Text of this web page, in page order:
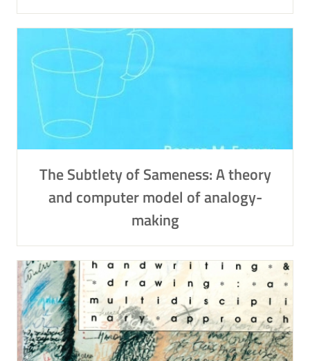
The Subtlety of Sameness: A theory
and computer model of analogy-
making